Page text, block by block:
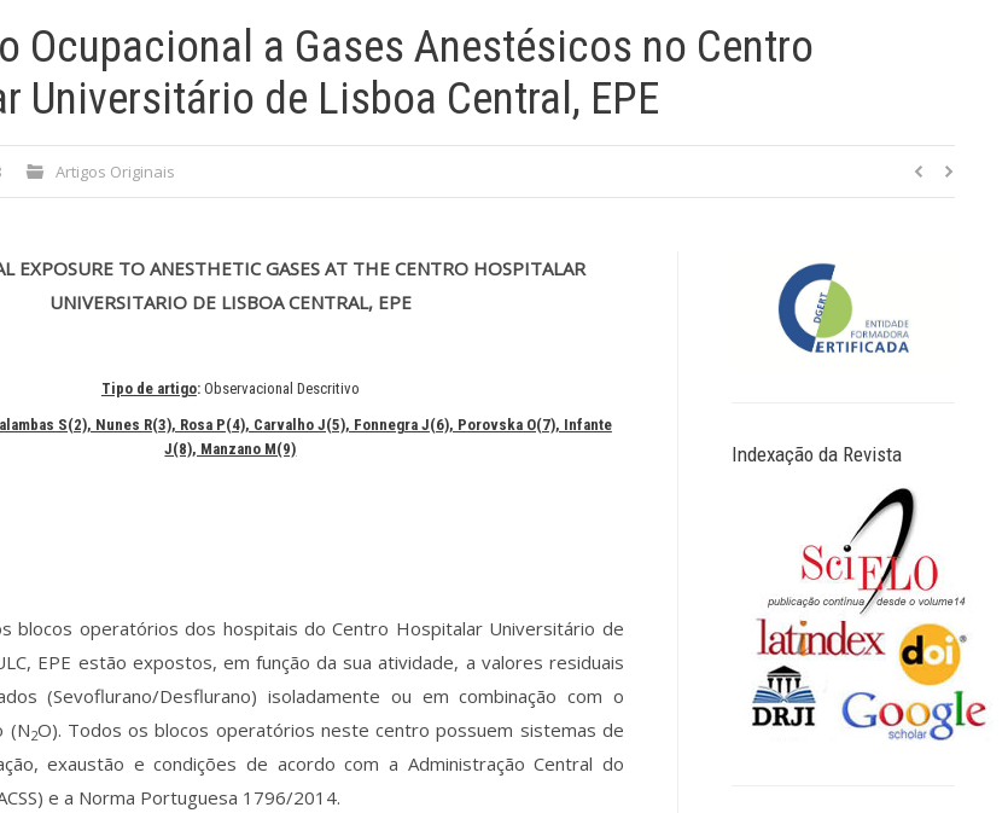
Ocupacional a Gases Anestésicos no Centro
Universitário de Lisboa Central, EPE
Artigos Originais
EXPOSURE TO ANESTHETIC GASES AT THE CENTRO HOSPITALAR
UNIVERSITARIO DE LISBOA CENTRAL, EPE
Tipo de artigo: Observacional Descritivo
S(2), Nunes R(3), Rosa P(4), Carvalho J(5), Fonnegra J(6), Porovska O(7), Infante
J(8), Manzano M(9)
blocos operatórios dos hospitais do Centro Hospitalar Universitário de
EPE estão expostos, em função da sua atividade, a valores residuais
(Sevoflurano/Desflurano) isoladamente ou em combinação com o
(N2O). Todos os blocos operatórios neste centro possuem sistemas de
exaustão e condições de acordo com a Administração Central do
e a Norma Portuguesa 1796/2014.
Indexação da Revista